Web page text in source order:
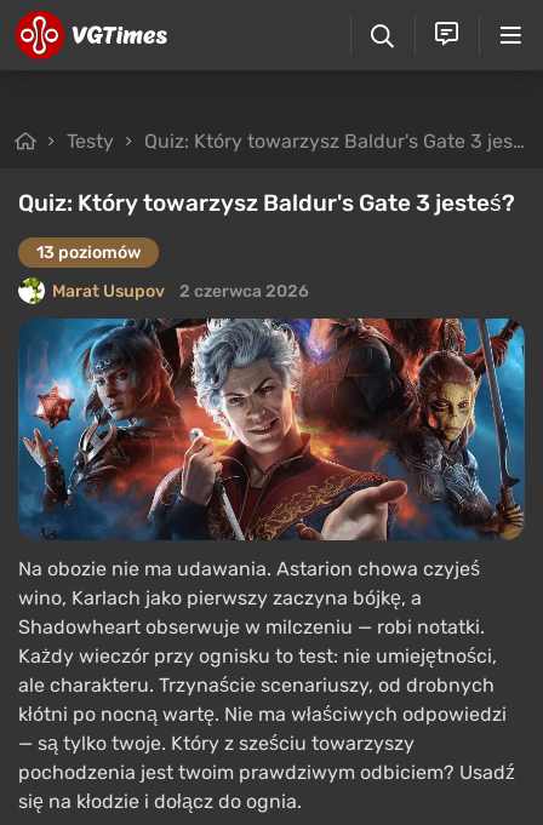
Testy Quiz: Który towarzysz Baldur's Gate 3 jesteś?
Quiz: Który towarzysz Baldur's Gate 3 jesteś?
13 poziomów
Marat Usupov
2 czerwca 2026
Na obozie nie ma udawania. Astarion chowa czyjeś
wino, Karlach jako pierwszy zaczyna bójkę, a
Shadowheart obserwuje w milczeniu — robi notatki.
Każdy wieczór przy ognisku to test: nie umiejętności,
ale charakteru. Trzynaście scenariuszy, od drobnych
kłótni po nocną wartę. Nie ma właściwych odpowiedzi
— są tylko twoje. Który z sześciu towarzyszy
pochodzenia jest twoim prawdziwym odbiciem? Usadź
się na kłodzie i dołącz do ognia.